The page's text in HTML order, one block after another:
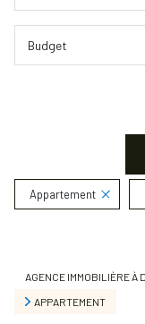
Budget
Appartement
AGENCE IMMOBILIÈRE À
APPARTEMENT